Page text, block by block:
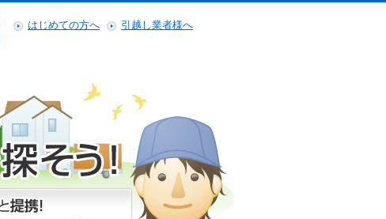
はじめての方へ 引越し業者様へ